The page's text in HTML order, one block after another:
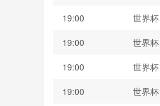
19:00
世界杯
19:00
世界杯
19:00
世界杯
19:00
世界杯